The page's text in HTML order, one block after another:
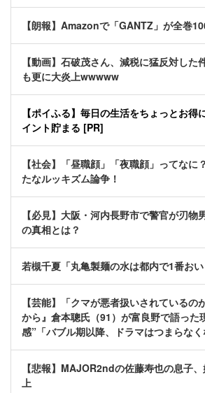
【朗報】Amazonで「GANTZ」が全巻
【動画】石破茂さん、減税に猛反対した
も更に大炎上wwwww
【ポイふる】毎日の生活をちょっとお得
イント貯まる [PR]
【社会】「昼職顔」「夜職顔」ってな
たなルッキズム論争！
【必見】大阪・河内長野市で警官が刃物
の真相とは？
若槻千夏「丸亀製麺の水は都内で1番おい
【芸能】「クマが悪者扱いされているの
から』倉本聰氏（91）が富良野で語った
感”「バブル期以降、ドラマはつまらなく
【悲報】MAJOR2ndの佐藤寿也の息子
上